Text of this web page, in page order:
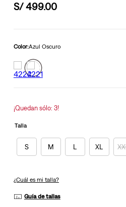
5
valoración.
22
Reviews.
Enlace
página.
S/ 499.00
Color:Azul Oscuro
¡Quedan sólo: 3!
Talla
S M L XL
¿Cuál es mi talla?
Guía de tallas